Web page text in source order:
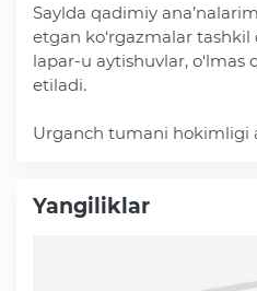
Korrupsiyaga qarshi
hujjatlar
oshirayotgan ishlar
Saylda qadimiy
etgan ko‘rgazmalar tashkil
lapar-u aytishuvlar,
etiladi.
Urganch tumani hokimligi
Yangiliklar